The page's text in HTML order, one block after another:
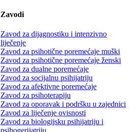
Zavodi
Zavod za dijagnostiku i intenzivno
liječenje
Zavod za psihotične poremećaje muški
Zavod za psihotične poremećaje ženski
Zavod za dualne poremećaje
Zavod za socijalnu psihijatriju
Zavod za afektivne poremećaje
Zavod za psihoterapiju
Zavod za oporavak i podršku u zajednici
Zavod za liječenje ovisnosti
Zavod za biologijsku psihijatriju i
psihogerijatriju